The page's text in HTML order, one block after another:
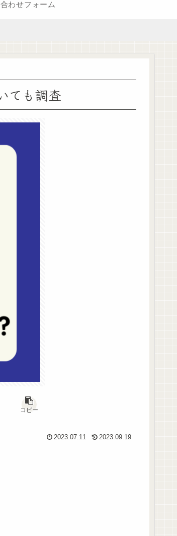
わせフォーム
ても調査
コピー
2023.07.11 2023.09.19